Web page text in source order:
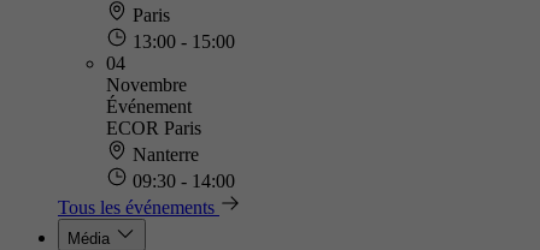
Paris
13:00 - 15:00
04
Novembre
Événement
ECOR Paris
Nanterre
09:30 - 14:00
Tous les événements
Média